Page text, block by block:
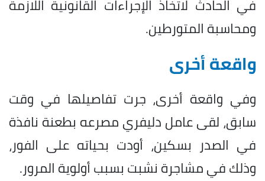
في الحادث لاتخاذ الإجراءات القانونية اللازمة
ومحاسبة المتورطين.
واقعة أخرى
وفي واقعة أخرى، جرت تفاصيلها في وقت
سابق، لقى عامل دليفري مصرعه بطعنة نافذة
في الصدر بسكين، أودت بحياته على الفور،
وذلك في مشاجرة نشبت بسبب أولوية المرور.